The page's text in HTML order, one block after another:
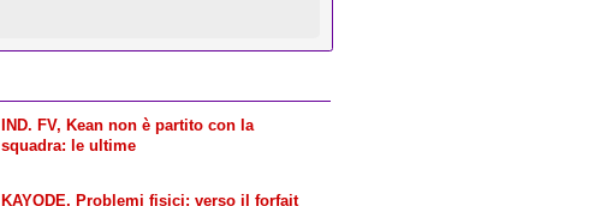
IND. FV, Kean non è partito con la
squadra: le ultime
KAYODE, Problemi fisici: verso il forfait